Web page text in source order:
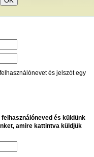
és jelszót egy
és küldünk
amire kattintva küldjük